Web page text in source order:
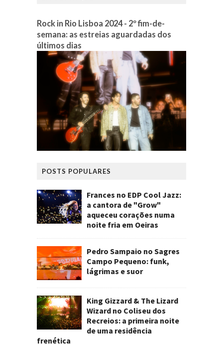
Rock in Rio Lisboa 2024 - 2º fim-de-
semana: as estreias aguardadas dos
últimos dias
POSTS POPULARES
Frances no EDP Cool Jazz:
a cantora de "Grow"
aqueceu corações numa
noite fria em Oeiras
Pedro Sampaio no Sagres
Campo Pequeno: funk,
lágrimas e suor
King Gizzard & The Lizard
Wizard no Coliseu dos
Recreios: a primeira noite
de uma residência
frenética